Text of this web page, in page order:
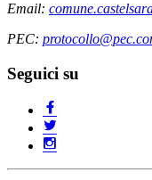
Email:
PEC:
Seguici su